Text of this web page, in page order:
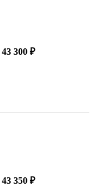
43 300 ₽
43 350 ₽